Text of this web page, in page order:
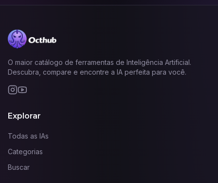
O maior catálogo de ferramentas de Inteligência Artificial.
Descubra, compare e encontre a IA perfeita para você.
Explorar
Todas as IAs
Categorias
Buscar